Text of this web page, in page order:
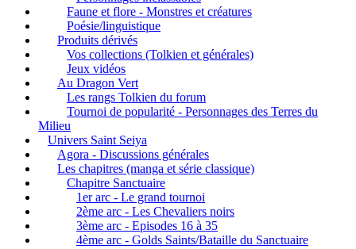
Faune et flore - Monstres et créatures
Poésie/linguistique
Produits dérivés
Vos collections (Tolkien et générales)
Jeux vidéos
Au Dragon Vert
Les rangs Tolkien du forum
Tournoi de popularité - Personnages des Terres du
Milieu
Univers Saint Seiya
Agora - Discussions générales
Les chapitres (manga et série classique)
Chapitre Sanctuaire
1er arc - Le grand tournoi
2ème arc - Les Chevaliers noirs
3ème arc - Episodes 16 à 35
4ème arc - Golds Saints/Bataille du Sanctuaire